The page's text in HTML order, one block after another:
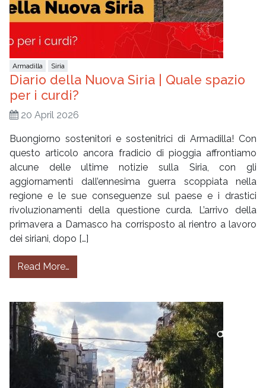
Armadilla Siria
Diario della Nuova Siria | Quale spazio
per i curdi?
20 April 2026
Buongiorno sostenitori e sostenitrici di Armadilla! Con
questo articolo ancora fradicio di pioggia affrontiamo
alcune delle ultime notizie sulla Siria, con gli
aggiornamenti dall’ennesima guerra scoppiata nella
regione e le sue conseguenze sul paese e i drastici
rivoluzionamenti della questione curda. L’arrivo della
primavera a Damasco ha corrisposto al rientro a lavoro
dei siriani, dopo […]
Read More…